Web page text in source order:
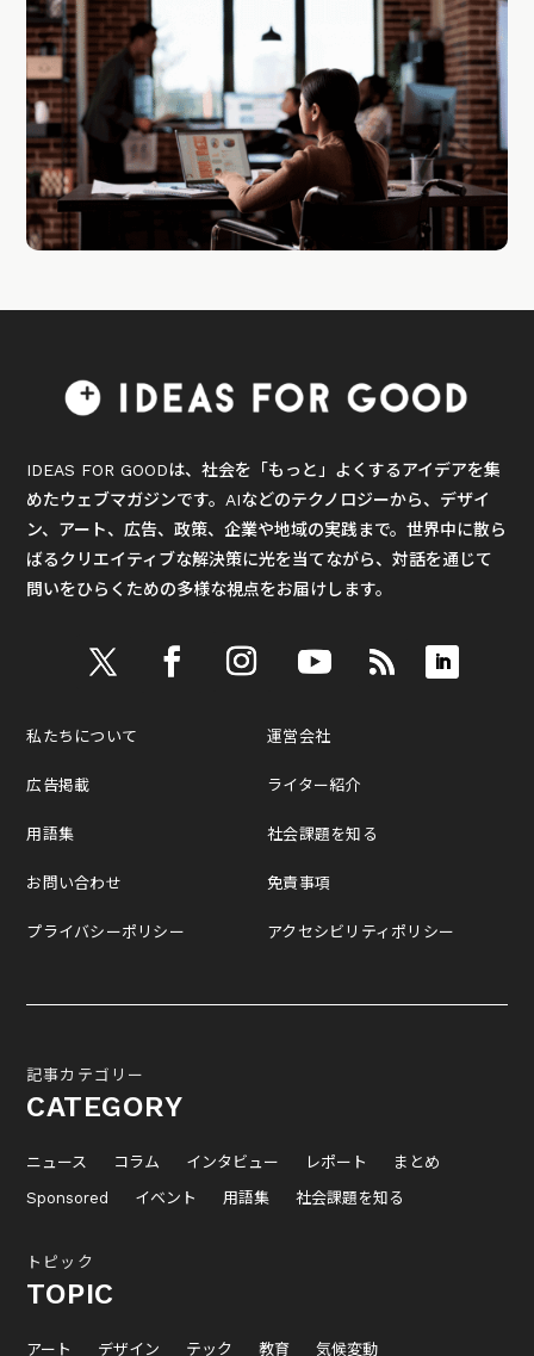
IDEAS FOR GOODは、社会を「もっと」よくするアイデアを集
めたウェブマガジンです。AIなどのテクノロジーから、デザイ
ン、アート、広告、政策、企業や地域の実践まで。世界中に散ら
ばるクリエイティブな解決策に光を当てながら、対話を通じて
問いをひらくための多様な視点をお届けします。
私たちについて
広告掲載
用語集
お問い合わせ
プライバシーポリシー
運営会社
ライター紹介
社会課題を知る
免責事項
アクセシビリティポリシー
記事カテゴリー
CATEGORY
ニュース コラム インタビュー レポート
まとめ
Sponsored
イベント 用語集 社会課題を知る
トピック
TOPIC
アート デザイン テック 教育 気候変動